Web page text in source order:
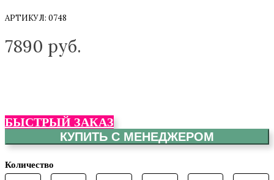
АРТИКУЛ: 0748
7890 руб.
БЫСТРЫЙ ЗАКАЗ
КУПИТЬ С МЕНЕДЖЕРОМ
Количество